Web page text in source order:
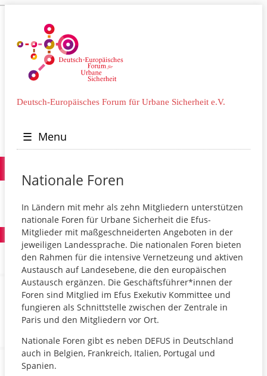
Deutsch-Europäisches Forum für Urbane Sicherheit e.V.
☰ Menu
Nationale Foren
In Ländern mit mehr als zehn Mitgliedern unterstützen
nationale Foren für Urbane Sicherheit die Efus-
Mitglieder mit maßgeschneiderten Angeboten in der
jeweiligen Landessprache. Die nationalen Foren bieten
den Rahmen für die intensive Vernetzeung und aktiven
Austausch auf Landesebene, die den europäischen
Austausch ergänzen. Die Geschäftsführer*innen der
Foren sind Mitglied im Efus Exekutiv Kommittee und
fungieren als Schnittstelle zwischen der Zentrale in
Paris und den Mitgliedern vor Ort.
Nationale Foren gibt es neben DEFUS in Deutschland
auch in Belgien, Frankreich, Italien, Portugal und
Spanien.